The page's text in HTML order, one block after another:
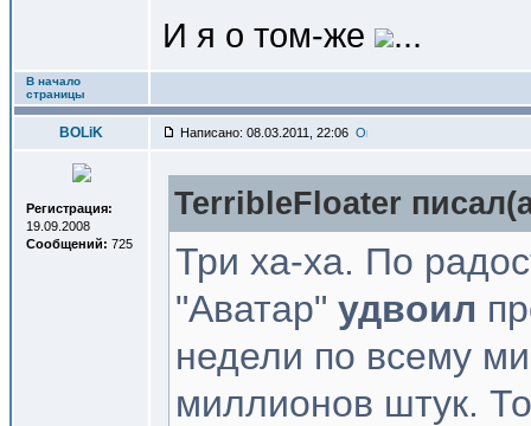
И я о том-же ...
В начало
страницы
BOLiK Написано: 08.03.2011, 22:06
Регистрация:
19.09.2008
Сообщений: 725
TerribleFloater
Три ха-ха. По
"Аватар" удвоил
недели по всему
миллионов штук.